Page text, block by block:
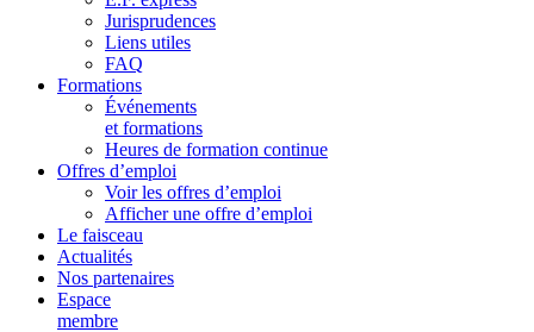
Jurisprudences
Liens utiles
FAQ
Formations
Événements
et formations
Heures de formation continue
Offres d’emploi
Voir les offres d’emploi
Afficher une offre d’emploi
Le faisceau
Actualités
Nos partenaires
Espace
membre